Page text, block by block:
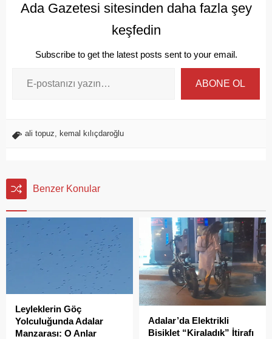
Ada Gazetesi sitesinden daha fazla şey
keşfedin
Subscribe to get the latest posts sent to your email.
ABONE OL
ali topuz, kemal kılıçdaroğlu
Benzer Konular
Leyleklerin Göç
Yolculuğunda Adalar
Manzarası: O Anlar
Adalar’da Elektrikli
Bisiklet “Kiraladık” İtirafı